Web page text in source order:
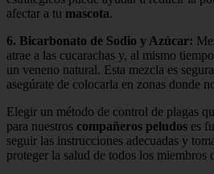
afectar a tu mascota.
6. Bicarbonato de Sodio y Azúcar:
atrae a las cucarachas y, al mismo
un veneno natural. Esta mezcla es
asegúrate de colocarla en zonas donde
Elegir un método de control de plagas
para nuestros compañeros peludos es
seguir las instrucciones adecuadas y
proteger la salud de todos los miembros